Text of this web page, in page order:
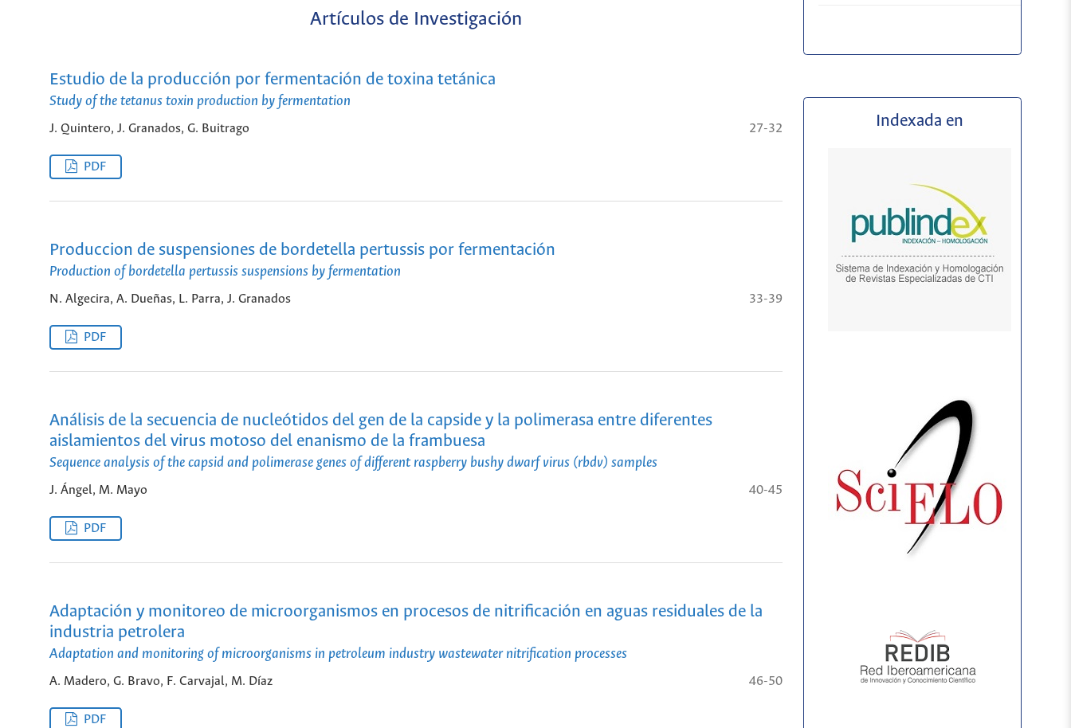
Artículos de Investigación
Estudio de la producción por fermentación de toxina tetánica
Study of the tetanus toxin production by fermentation
J. Quintero, J. Granados, G. Buitrago 27-32
PDF
Produccion de suspensiones de bordetella pertussis por fermentación
Production of bordetella pertussis suspensions by fermentation
N. Algecira, A. Dueñas, L. Parra, J. Granados 33-39
PDF
Análisis de la secuencia de nucleótidos del gen de la capside y la polimerasa entre diferentes
aislamientos del virus motoso del enanismo de la frambuesa
Sequence analysis of the capsid and polimerase genes of different raspberry bushy dwarf virus (rbdv) samples
J. Ángel, M. Mayo 40-45
PDF
Adaptación y monitoreo de microorganismos en procesos de nitrificación en aguas residuales de la
industria petrolera
Adaptation and monitoring of microorganisms in petroleum industry wastewater nitrification processes
A. Madero, G. Bravo, F. Carvajal, M. Díaz 46-50
PDF
Indexada en